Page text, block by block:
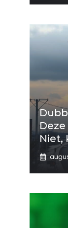
Deze
Niet,